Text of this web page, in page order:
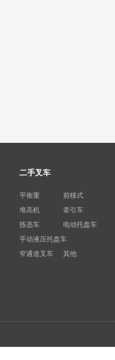
二手叉车
平衡重
前移式
堆高机
牵引车
拣选车
电动托盘车
手动液压托盘车
窄通道叉车
其他